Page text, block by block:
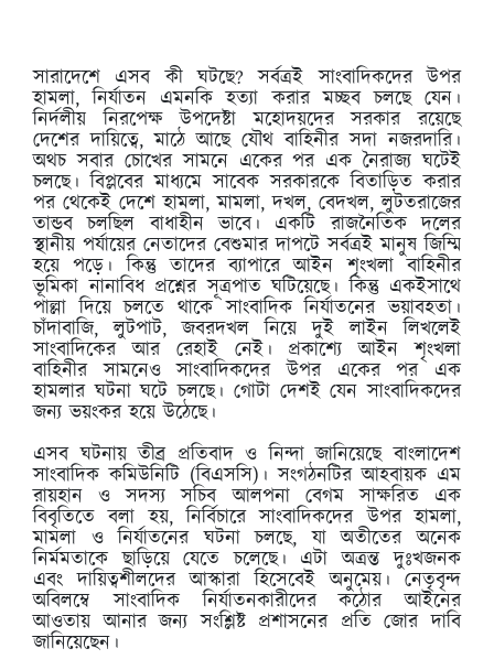
সারাদেশে এসব কী ঘটছে? সর্বত্রই সাংবাদিকদের উপর
হামলা, নির্যাতন এমনকি হত্যা করার মচ্ছব চলছে যেন।
নির্দলীয় নিরপেক্ষ উপদেষ্টা মহোদয়দের সরকার রয়েছে
দেশের দায়িত্বে, মাঠে আছে যৌথ বাহিনীর সদা নজরদারি।
অথচ সবার চোখের সামনে একের পর এক নৈরাজ্য ঘটেই
চলছে। বিপ্লবের মাধ্যমে সাবেক সরকারকে বিতাড়িত করার
পর থেকেই দেশে হামলা, মামলা, দখল, বেদখল, লুটতরাজের
তান্ডব চলছিল বাধাহীন ভাবে। একটি রাজনৈতিক দলের
স্থানীয় পর্যায়ের নেতাদের বেশুমার দাপটে সর্বত্রই মানুষ জিম্মি
হয়ে পড়ে। কিন্তু তাদের ব্যাপারে আইন শৃংখলা বাহিনীর
ভূমিকা নানাবিধ প্রশ্নের সূত্রপাত ঘটিয়েছে। কিন্তু একইসাথে
পাল্লা দিয়ে চলতে থাকে সাংবাদিক নির্যাতনের ভয়াবহতা।
চাঁদাবাজি, লুটপাট, জবরদখল নিয়ে দুই লাইন লিখলেই
সাংবাদিকের আর রেহাই নেই। প্রকাশ্যে আইন শৃংখলা
বাহিনীর সামনেও সাংবাদিকদের উপর একের পর এক
হামলার ঘটনা ঘটে চলছে। গোটা দেশই যেন সাংবাদিকদের
জন্য ভয়ংকর হয়ে উঠেছে।
এসব ঘটনায় তীব্র প্রতিবাদ ও নিন্দা জানিয়েছে বাংলাদেশ
সাংবাদিক কমিউনিটি (বিএসসি)। সংগঠনটির আহবায়ক এম
রায়হান ও সদস্য সচিব আলপনা বেগম সাক্ষরিত এক
বিবৃতিতে বলা হয়, নির্বিচারে সাংবাদিকদের উপর হামলা,
মামলা ও নির্যাতনের ঘটনা চলছে, যা অতীতের অনেক
নির্মমতাকে ছাড়িয়ে যেতে চলেছে। এটা অত্রন্ত দুঃখজনক
এবং দায়িত্বশীলদের আস্কারা হিসেবেই অনুমেয়। নেতৃবৃন্দ
অবিলম্বে সাংবাদিক নির্যাতনকারীদের কঠোর আইনের
আওতায় আনার জন্য সংশ্লিষ্ট প্রশাসনের প্রতি জোর দাবি
জানিয়েছেন।